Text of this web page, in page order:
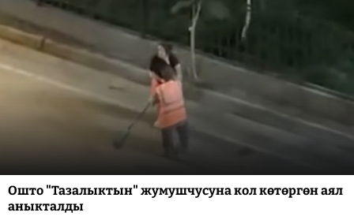
Ошто "Тазалыктын" жумушчусуна кол көтөргөн аял
аныкталды